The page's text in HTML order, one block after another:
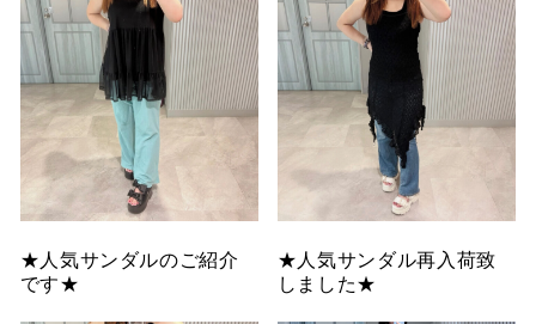
★人気サンダルのご紹介
です★
★人気サンダル再入荷致
しました★